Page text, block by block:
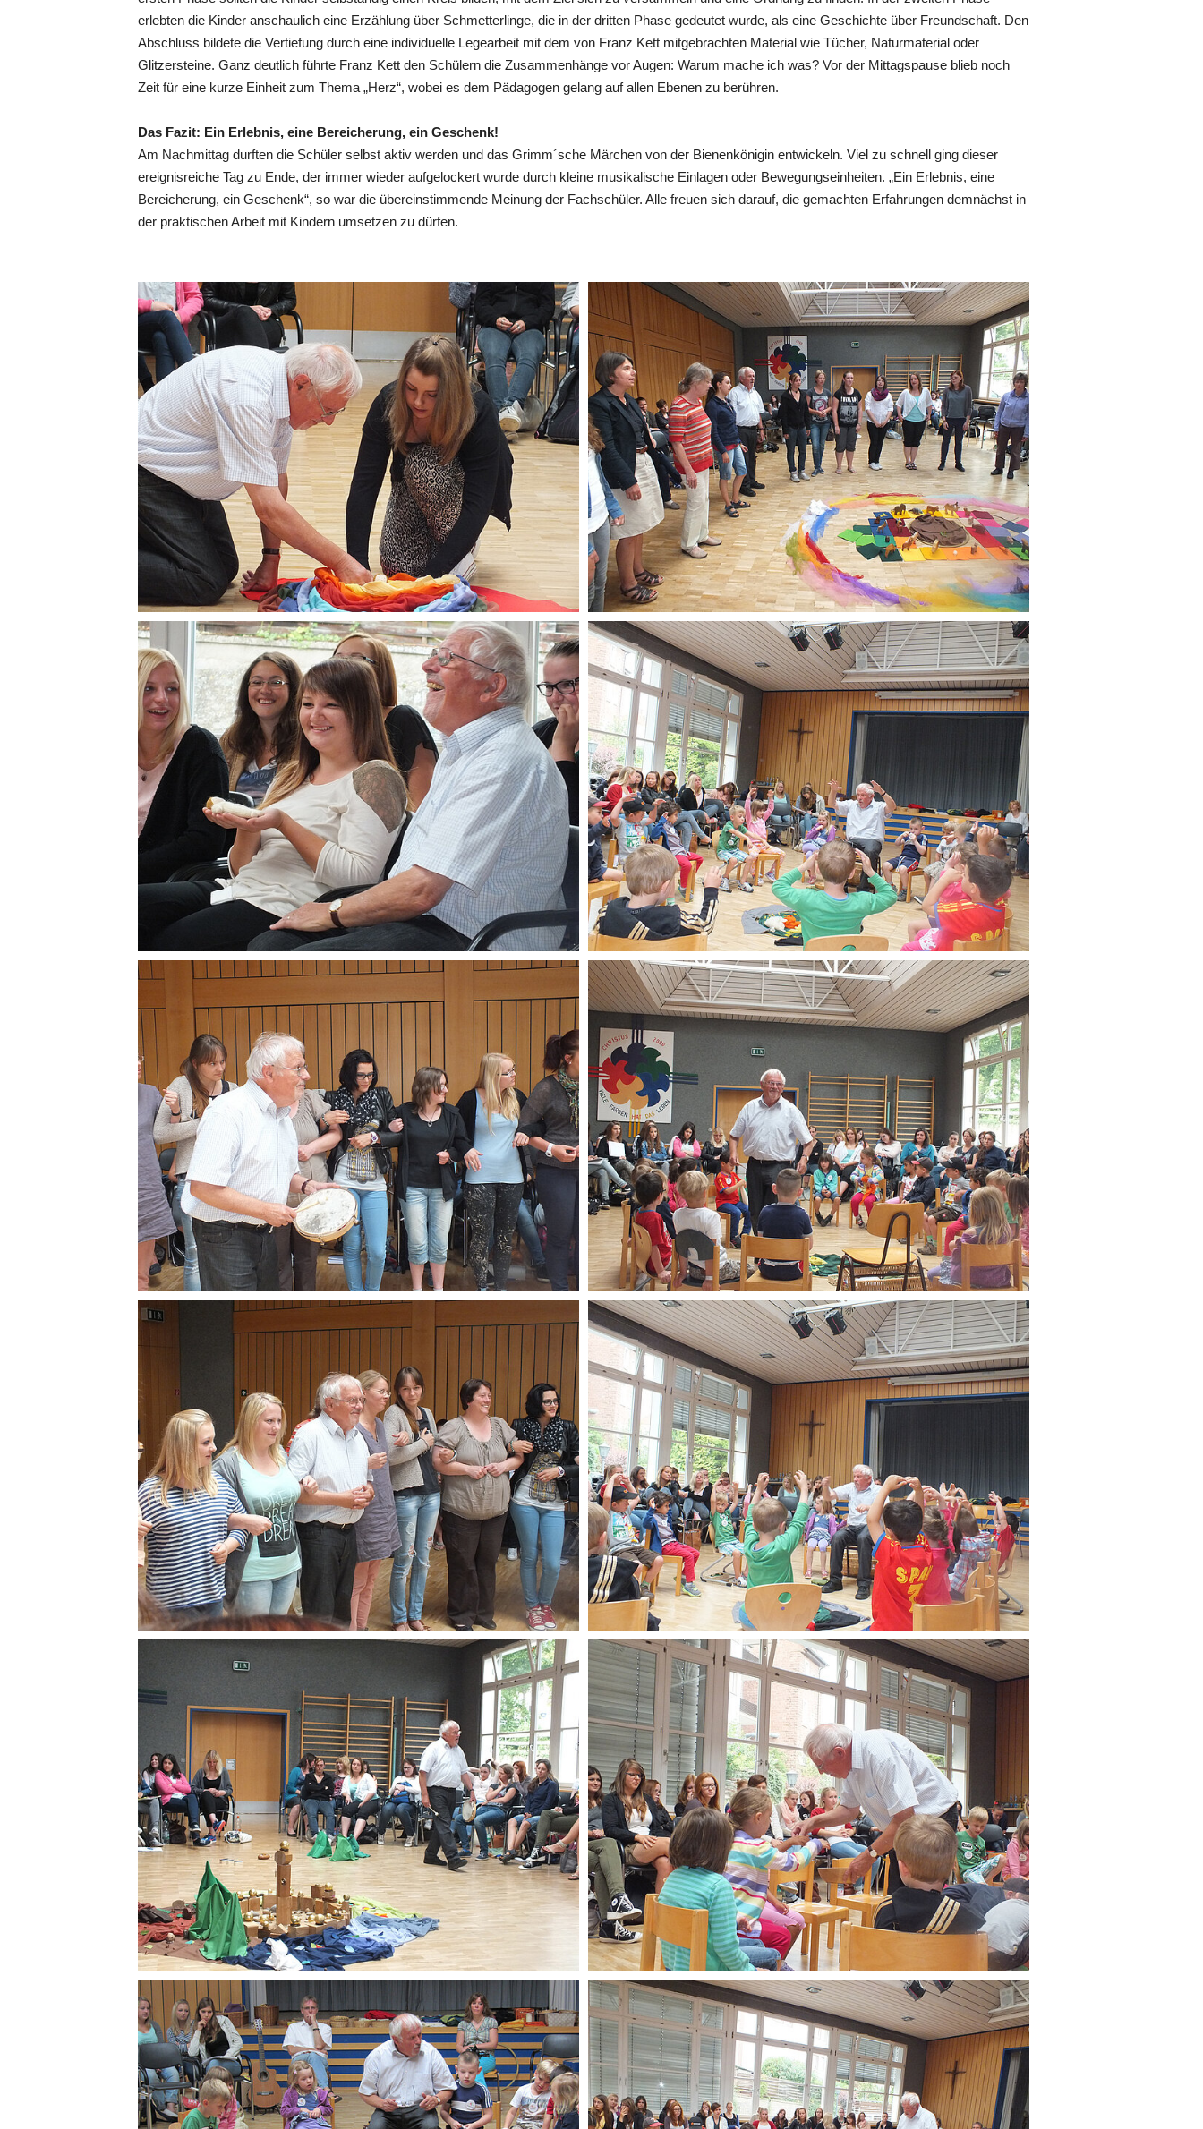
erlebten die Kinder anschaulich eine Erzählung über Schmetterlinge, die in der dritten Phase gedeutet wurde, als eine Geschichte über Freundschaft. Den
Abschluss bildete die Vertiefung durch eine individuelle Legearbeit mit dem von Franz Kett mitgebrachten Material wie Tücher, Naturmaterial oder
Glitzersteine. Ganz deutlich führte Franz Kett den Schülern die Zusammenhänge vor Augen: Warum mache ich was? Vor der Mittagspause blieb noch
Zeit für eine kurze Einheit zum Thema „Herz“, wobei es dem Pädagogen gelang auf allen Ebenen zu berühren.
Das Fazit: Ein Erlebnis, eine Bereicherung, ein Geschenk!
Am Nachmittag durften die Schüler selbst aktiv werden und das Grimm´sche Märchen von der Bienenkönigin entwickeln. Viel zu schnell ging dieser
ereignisreiche Tag zu Ende, der immer wieder aufgelockert wurde durch kleine musikalische Einlagen oder Bewegungseinheiten. „Ein Erlebnis, eine
Bereicherung, ein Geschenk“, so war die übereinstimmende Meinung der Fachschüler. Alle freuen sich darauf, die gemachten Erfahrungen demnächst in
der praktischen Arbeit mit Kindern umsetzen zu dürfen.